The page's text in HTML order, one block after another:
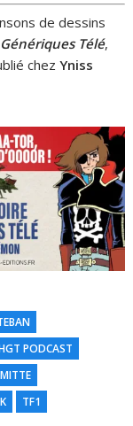
de dessins
Télé,
chezYniss
PODCAST
TF1